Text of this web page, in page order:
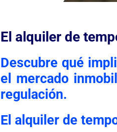
El alquiler de
Descubre qué
el mercado
regulación.
El alquiler de